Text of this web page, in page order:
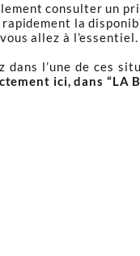
consulter un
la
allez à l’essentiel.
dans l’une de ces
ici, dans “LA